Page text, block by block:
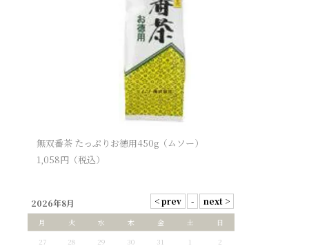
無双番茶 たっぷりお徳用450g（ムソー）
1,058円（税込）
2026年8月
月 火 水 木 金 土
日
27
28 29 30 31 1
2